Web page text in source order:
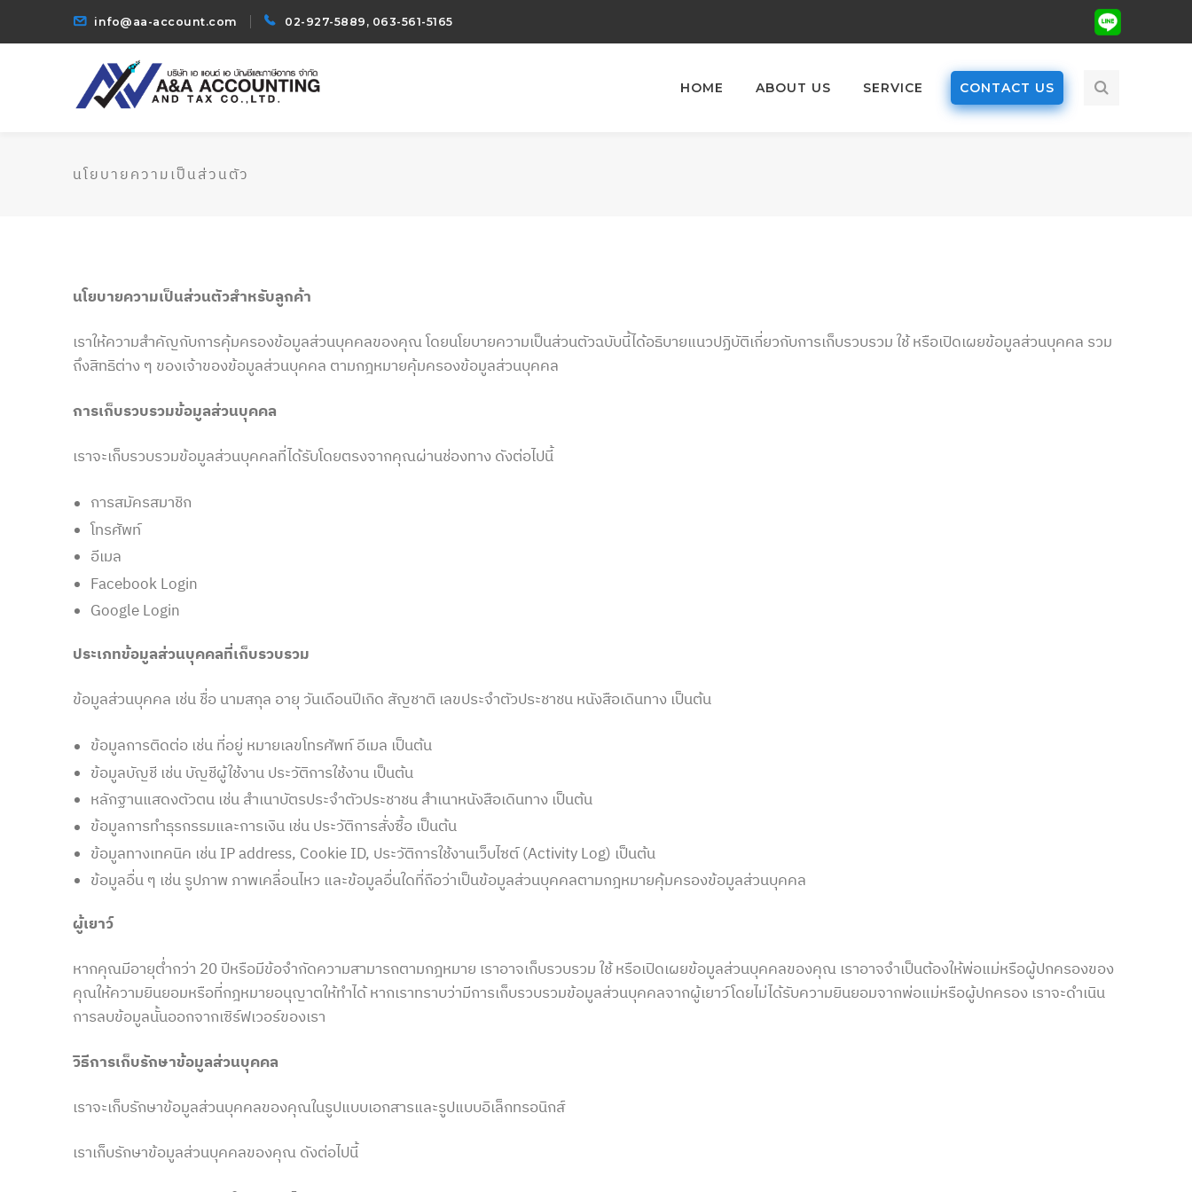
info@aa-account.com 02-927-5889, 063-561-5165
HOME ABOUT US SERVICE CONTACT US
นโยบายความเป็นส่วนตัว
นโยบายความเป็นส่วนตัวสำหรับลูกค้า
เราให้ความสำคัญกับการคุ้มครองข้อมูลส่วนบุคคลของคุณ โดยนโยบายความเป็นส่วนตัวฉบับนี้ได้อธิบายแนวปฏิบัติเกี่ยวกับการเก็บรวบรวม ใช้ หรือเปิดเผยข้อมูลส่วนบุคคล รวม
ถึงสิทธิต่าง ๆ ของเจ้าของข้อมูลส่วนบุคคล ตามกฎหมายคุ้มครองข้อมูลส่วนบุคคล
การเก็บรวบรวมข้อมูลส่วนบุคคล
เราจะเก็บรวบรวมข้อมูลส่วนบุคคลที่ได้รับโดยตรงจากคุณผ่านช่องทาง ดังต่อไปนี้
การสมัครสมาชิก
โทรศัพท์
อีเมล
Facebook Login
Google Login
ประเภทข้อมูลส่วนบุคคลที่เก็บรวบรวม
ข้อมูลส่วนบุคคล เช่น ชื่อ นามสกุล อายุ วันเดือนปีเกิด สัญชาติ เลขประจำตัวประชาชน หนังสือเดินทาง เป็นต้น
ข้อมูลการติดต่อ เช่น ที่อยู่ หมายเลขโทรศัพท์ อีเมล เป็นต้น
ข้อมูลบัญชี เช่น บัญชีผู้ใช้งาน ประวัติการใช้งาน เป็นต้น
หลักฐานแสดงตัวตน เช่น สำเนาบัตรประจำตัวประชาชน สำเนาหนังสือเดินทาง เป็นต้น
ข้อมูลการทำธุรกรรมและการเงิน เช่น ประวัติการสั่งซื้อ เป็นต้น
ข้อมูลทางเทคนิค เช่น IP address, Cookie ID, ประวัติการใช้งานเว็บไซต์ (Activity Log) เป็นต้น
ข้อมูลอื่น ๆ เช่น รูปภาพ ภาพเคลื่อนไหว และข้อมูลอื่นใดที่ถือว่าเป็นข้อมูลส่วนบุคคลตามกฎหมายคุ้มครองข้อมูลส่วนบุคคล
ผู้เยาว์
หากคุณมีอายุต่ำกว่า 20 ปีหรือมีข้อจำกัดความสามารถตามกฎหมาย เราอาจเก็บรวบรวม ใช้ หรือเปิดเผยข้อมูลส่วนบุคคลของคุณ เราอาจจำเป็นต้องให้พ่อแม่หรือผู้ปกครองของ
คุณให้ความยินยอมหรือที่กฎหมายอนุญาตให้ทำได้ หากเราทราบว่ามีการเก็บรวบรวมข้อมูลส่วนบุคคลจากผู้เยาว์โดยไม่ได้รับความยินยอมจากพ่อแม่หรือผู้ปกครอง เราจะดำเนิน
การลบข้อมูลนั้นออกจากเซิร์ฟเวอร์ของเรา
วิธีการเก็บรักษาข้อมูลส่วนบุคคล
เราจะเก็บรักษาข้อมูลส่วนบุคคลของคุณในรูปแบบเอกสารและรูปแบบอิเล็กทรอนิกส์
เราเก็บรักษาข้อมูลส่วนบุคคลของคุณ ดังต่อไปนี้